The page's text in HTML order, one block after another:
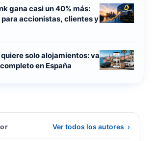
gana casi un 40% más:
accionistas, clientes y
solo alojamientos: va
en España
Ver todos los autores ›